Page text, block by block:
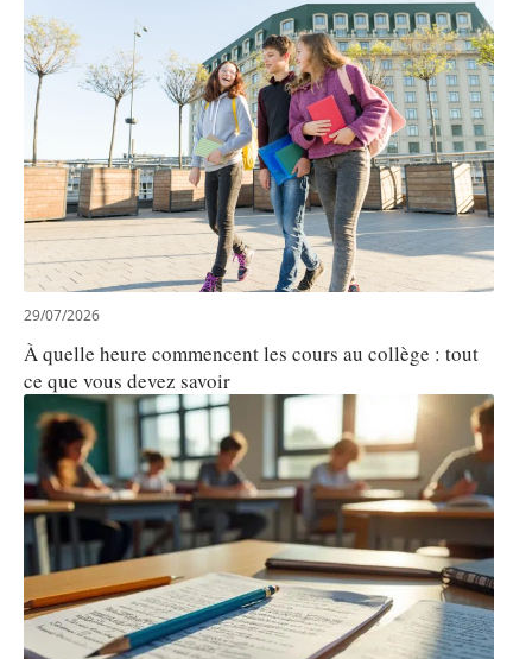
29/07/2026
À quelle heure commencent les cours au collège : tout
ce que vous devez savoir